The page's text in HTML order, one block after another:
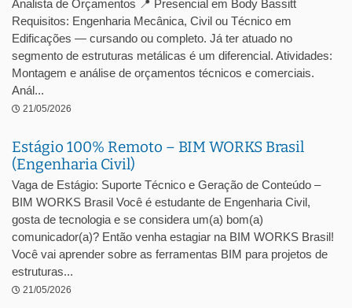
Analista de Orçamentos 📍 Presencial em Body Bassitt
Requisitos: Engenharia Mecânica, Civil ou Técnico em
Edificações — cursando ou completo. Já ter atuado no
segmento de estruturas metálicas é um diferencial. Atividades:
Montagem e análise de orçamentos técnicos e comerciais.
Anál...
21/05/2026
Estágio 100% Remoto – BIM WORKS Brasil
(Engenharia Civil)
Vaga de Estágio: Suporte Técnico e Geração de Conteúdo –
BIM WORKS Brasil Você é estudante de Engenharia Civil,
gosta de tecnologia e se considera um(a) bom(a)
comunicador(a)? Então venha estagiar na BIM WORKS Brasil!
Você vai aprender sobre as ferramentas BIM para projetos de
estruturas...
21/05/2026